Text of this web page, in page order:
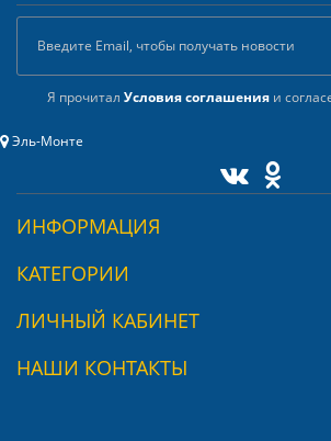
Я прочитал Условия соглашенияи
Эль-Монте
ИНФОРМАЦИЯ
КАТЕГОРИИ
ЛИЧНЫЙ КАБИНЕТ
НАШИ КОНТАКТЫ